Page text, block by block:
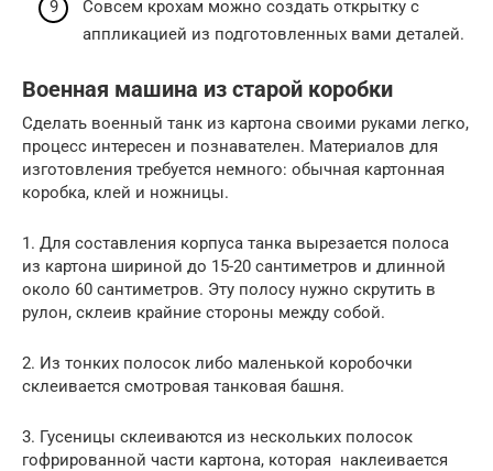
Совсем крохам можно создать открытку с
аппликацией из подготовленных вами деталей.
Военная машина из старой коробки
Сделать военный танк из картона своими руками легко,
процесс интересен и познавателен. Материалов для
изготовления требуется немного: обычная картонная
коробка, клей и ножницы.
1. Для составления корпуса танка вырезается полоса
из картона шириной до 15-20 сантиметров и длинной
около 60 сантиметров. Эту полосу нужно скрутить в
рулон, склеив крайние стороны между собой.
2. Из тонких полосок либо маленькой коробочки
склеивается смотровая танковая башня.
3. Гусеницы склеиваются из нескольких полосок
гофрированной части картона, которая наклеивается